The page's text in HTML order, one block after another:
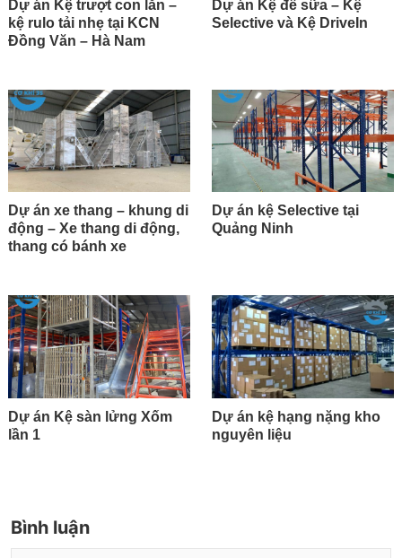
Dự án Kệ trượt con lăn –
kệ rulo tải nhẹ tại KCN
Đồng Văn – Hà Nam
Dự án Kệ để sữa – Kệ
Selective và Kệ DriveIn
Dự án xe thang – khung di
động – Xe thang di động,
thang có bánh xe
Dự án kệ Selective tại
Quảng Ninh
Dự án Kệ sàn lửng Xốm
lần 1
Dự án kệ hạng nặng kho
nguyên liệu
Bình luận